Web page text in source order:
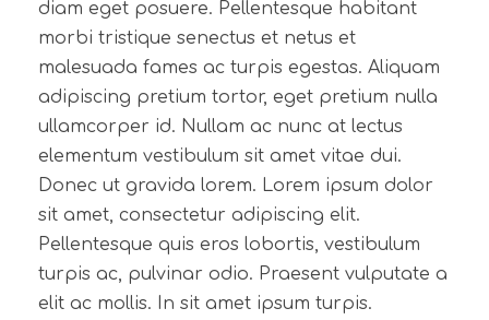
diam eget posuere. Pellentesque habitant
morbi tristique senectus et netus et
malesuada fames ac turpis egestas. Aliquam
adipiscing pretium tortor, eget pretium nulla
ullamcorper id. Nullam ac nunc at lectus
elementum vestibulum sit amet vitae dui.
Donec ut gravida lorem. Lorem ipsum dolor
sit amet, consectetur adipiscing elit.
Pellentesque quis eros lobortis, vestibulum
turpis ac, pulvinar odio. Praesent vulputate a
elit ac mollis. In sit amet ipsum turpis.